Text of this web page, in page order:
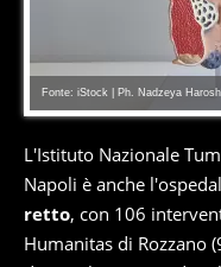
Fonte: iStock | Ph. Nadzeya
L'Istituto Nazionale
Napoli è anche
retto, con 106
Humanitas di Rozzano